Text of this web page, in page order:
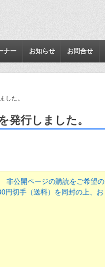
ナー お知らせ お問合せ
した。
発行しました。
非公開ページの購読をご希望の
円切手（送料）を同封の上、お